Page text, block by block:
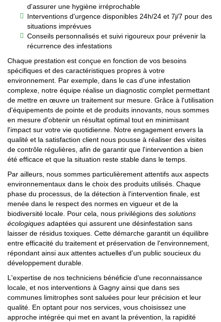
d'assurer une hygiène irréprochable
Interventions d'urgence disponibles 24h/24 et 7j/7 pour des
situations imprévues
Conseils personnalisés et suivi rigoureux pour prévenir la
récurrence des infestations
Chaque prestation est conçue en fonction de vos besoins
spécifiques et des caractéristiques propres à votre
environnement. Par exemple, dans le cas d'une infestation
complexe, notre équipe réalise un diagnostic complet permettant
de mettre en œuvre un traitement sur mesure. Grâce à l'utilisation
d'équipements de pointe et de produits innovants, nous sommes
en mesure d'obtenir un résultat optimal tout en minimisant
l'impact sur votre vie quotidienne. Notre engagement envers la
qualité et la satisfaction client nous pousse à réaliser des visites
de contrôle régulières, afin de garantir que l'intervention a bien
été efficace et que la situation reste stable dans le temps.
Par ailleurs, nous sommes particulièrement attentifs aux aspects
environnementaux dans le choix des produits utilisés. Chaque
phase du processus, de la détection à l'intervention finale, est
menée dans le respect des normes en vigueur et de la
biodiversité locale. Pour cela, nous privilégions des solutions
écologiques adaptées qui assurent une désinfestation sans
laisser de résidus toxiques. Cette démarche garantit un équilibre
entre efficacité du traitement et préservation de l'environnement,
répondant ainsi aux attentes actuelles d'un public soucieux du
développement durable.
L'expertise de nos techniciens bénéficie d'une reconnaissance
locale, et nos interventions à Gagny ainsi que dans ses
communes limitrophes sont saluées pour leur précision et leur
qualité. En optant pour nos services, vous choisissez une
approche intégrée qui met en avant la prévention, la rapidité